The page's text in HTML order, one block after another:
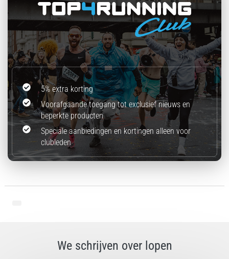
5% extra korting
Voorafgaande toegang tot exclusief nieuws en
beperkte producten
Speciale aanbiedingen en kortingen alleen voor
clubleden
We schrijven over lopen